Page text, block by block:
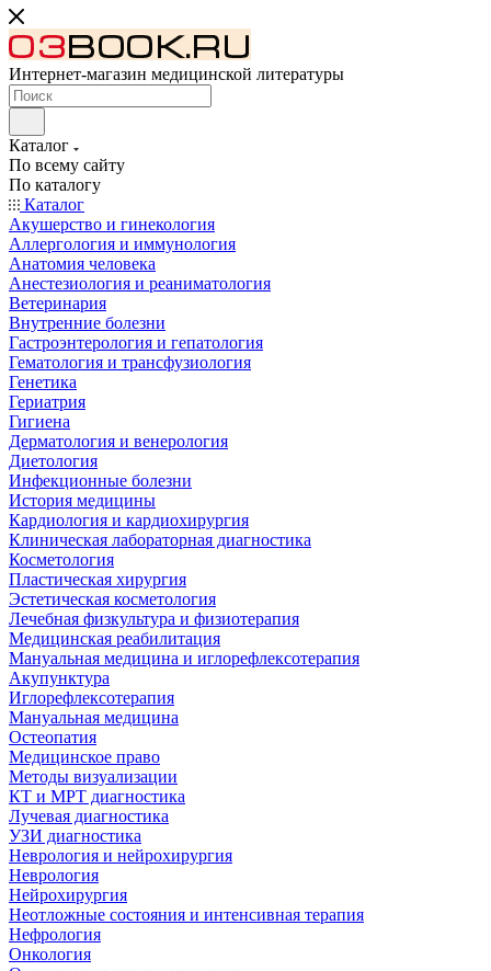
Интернет-магазин медицинской литературы
Каталог
По всему сайту
По каталогу
Каталог
Акушерство и гинекология
Аллергология и иммунология
Анатомия человека
Анестезиология и реаниматология
Ветеринария
Внутренние болезни
Гастроэнтерология и гепатология
Гематология и трансфузиология
Генетика
Гериатрия
Гигиена
Дерматология и венерология
Диетология
Инфекционные болезни
История медицины
Кардиология и кардиохирургия
Клиническая лабораторная диагностика
Косметология
Пластическая хирургия
Эстетическая косметология
Лечебная физкультура и физиотерапия
Медицинская реабилитация
Мануальная медицина и иглорефлексотерапия
Акупунктура
Иглорефлексотерапия
Мануальная медицина
Остеопатия
Медицинское право
Методы визуализации
КТ и МРТ диагностика
Лучевая диагностика
УЗИ диагностика
Неврология и нейрохирургия
Неврология
Нейрохирургия
Неотложные состояния и интенсивная терапия
Нефрология
Онкология